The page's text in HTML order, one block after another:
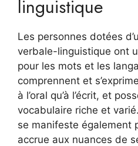
linguistique
Les personnes dotées
verbale-linguistique ont
pour les mots et les
comprennent et
à l’oral qu’à l’écrit, et
vocabulaire riche et
se manifeste également
accrue aux nuances de